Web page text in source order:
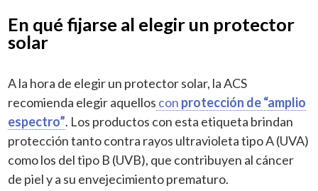
En qué fijarse al elegir un protector
solar
A la hora de elegir un protector solar, la ACS
recomienda elegir aquellos con protección de “amplio
espectro”. Los productos con esta etiqueta brindan
protección tanto contra rayos ultravioleta tipo A (UVA)
como los del tipo B (UVB), que contribuyen al cáncer
de piel y a su envejecimiento prematuro.